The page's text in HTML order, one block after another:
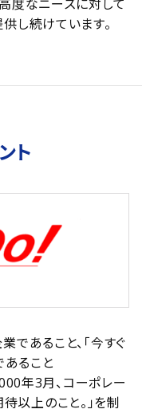
度なニーズに対して
し続けています。
ト
であること、 「今すぐ
ること――
年3月、コーポレー
待以上のこと。」を制